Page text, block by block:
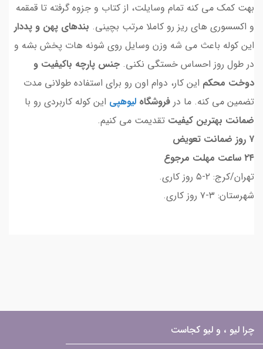
بهت کمک می کنه تمام وسایلت، از کتاب و جزوه گرفته تا قمقمه
و اکسسوری های ریز رو کاملا مرتب بچینی. بندهای پهن و پددار
این کوله باعث می شه وزن وسایل روی شونه هات پخش بشه و
در طول روز احساس خستگی نکنی. جنس پارچه باکیفیت و
دوخت محکم این کار، دوام اون رو برای استفاده طولانی مدت
تضمین می کنه. ما در فروشگاه لیوهپی این کوله کاربردی رو با
ضمانت بهترین کیفیت تقدیمت می کنیم.
۷ روز ضمانت تعویض
۲۴ ساعت مهلت مرجوع
تهران/کرج: ۲-۵ روز کاری.
شهرستان: ۳-۷ روز کاری.
چرا لیو ، و لیو کجاست